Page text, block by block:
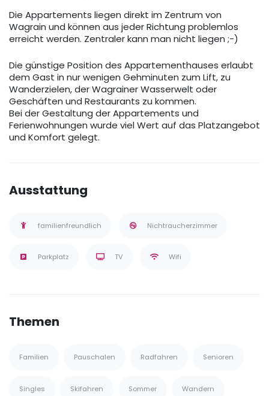
Die Appartements liegen direkt im Zentrum von
Wagrain und können aus jeder Richtung problemlos
erreicht werden. Zentraler kann man nicht liegen ;-)
Die günstige Position des Appartementhauses erlaubt
dem Gast in nur wenigen Gehminuten zum Lift, zu
Wanderzielen, der Wagrainer Wasserwelt oder
Geschäften und Restaurants zu kommen.
Bei der Gestaltung der Appartements und
Ferienwohnungen wurde viel Wert auf das Platzangebot
und Komfort gelegt.
Ausstattung
familienfreundlich Nichtraucherzimmer
Parkplatz TV Wifi
Themen
Familien Pauschalen Radfahren Senioren
Singles Skifahren Sommer Wandern